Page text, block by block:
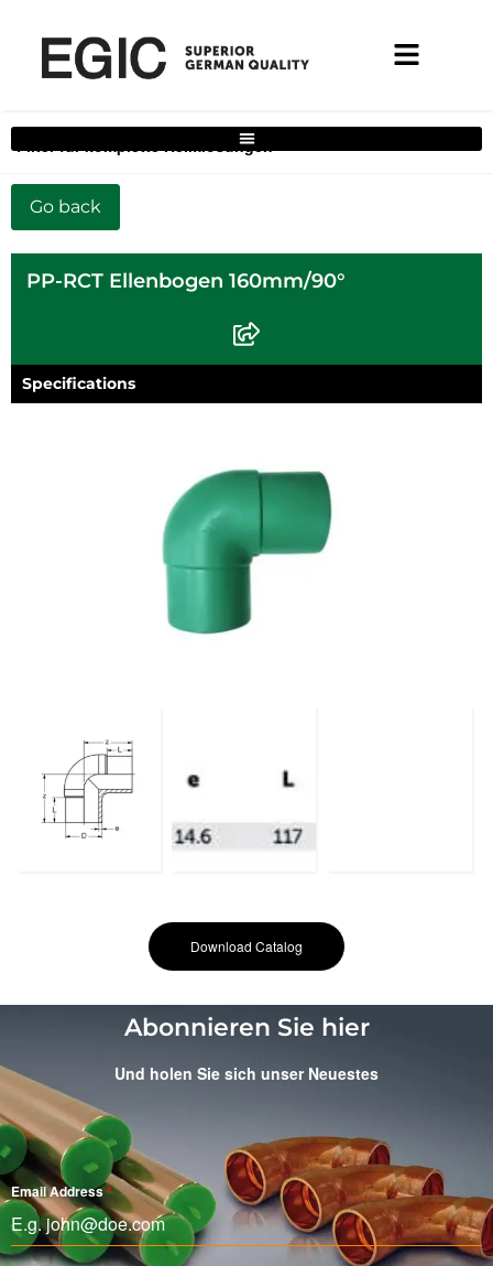
Filter für komplette Heimlösungen
PP-RCT Ellenbogen 160mm/90°
Specifications
Download Catalog
Abonnieren Sie hier
Und holen Sie sich unser Neuestes
Email Address*